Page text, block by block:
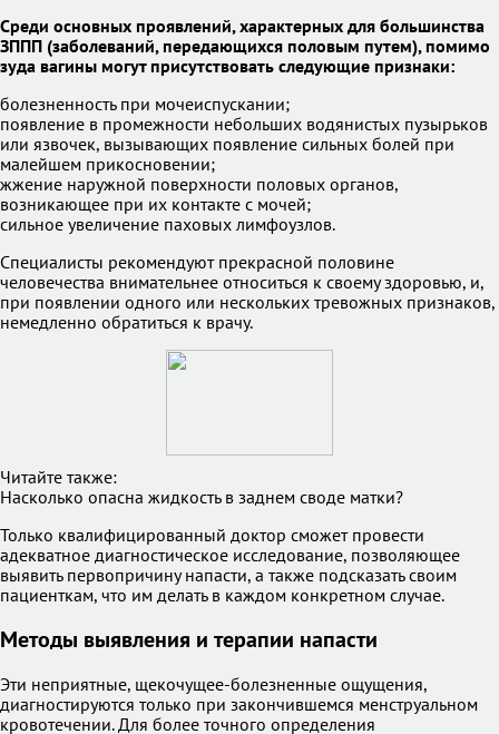
Среди основных проявлений, характерных для большинства
ЗППП (заболеваний, передающихся половым путем), помимо
зуда вагины могут присутствовать следующие признаки:
болезненность при мочеиспускании;
появление в промежности небольших водянистых пузырьков
или язвочек, вызывающих появление сильных болей при
малейшем прикосновении;
жжение наружной поверхности половых органов,
возникающее при их контакте с мочей;
сильное увеличение паховых лимфоузлов.
Специалисты рекомендуют прекрасной половине
человечества внимательнее относиться к своему здоровью, и,
при появлении одного или нескольких тревожных признаков,
немедленно обратиться к врачу.
Читайте также:
Насколько опасна жидкость в заднем своде матки?
Только квалифицированный доктор сможет провести
адекватное диагностическое исследование, позволяющее
выявить первопричину напасти, а также подсказать своим
пациенткам, что им делать в каждом конкретном случае.
Методы выявления и терапии напасти
Эти неприятные, щекочущее-болезненные ощущения,
диагностируются только при закончившемся менструальном
кровотечении. Для более точного определения